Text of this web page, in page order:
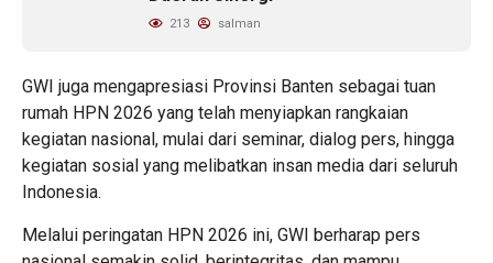
213 salman
GWI juga mengapresiasi Provinsi Banten sebagai tuan
rumah HPN 2026 yang telah menyiapkan rangkaian
kegiatan nasional, mulai dari seminar, dialog pers, hingga
kegiatan sosial yang melibatkan insan media dari seluruh
Indonesia.
Melalui peringatan HPN 2026 ini, GWI berharap pers